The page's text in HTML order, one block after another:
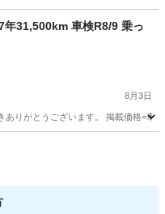
31,500km 車検R8/9 乗っ
8月3日
ありがとうございます。 掲載価格=